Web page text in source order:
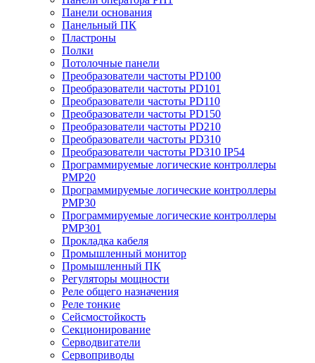
Панели основания
Панельный ПК
Пластроны
Полки
Потолочные панели
Преобразователи частоты PD100
Преобразователи частоты PD101
Преобразователи частоты PD110
Преобразователи частоты PD150
Преобразователи частоты PD210
Преобразователи частоты PD310
Преобразователи частоты PD310 IP54
Программируемые логические контроллеры
PMP20
Программируемые логические контроллеры
PMP30
Программируемые логические контроллеры
PMP301
Прокладка кабеля
Промышленный монитор
Промышленный ПК
Регуляторы мощности
Реле общего назначения
Реле тонкие
Сейсмостойкость
Секционирование
Серводвигатели
Сервоприводы